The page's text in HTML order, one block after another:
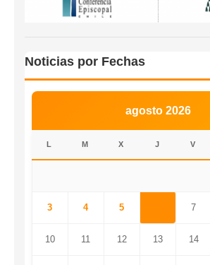
Noticias por Fechas
agosto 2026
L M X J V
3 4 5 7
10 11 12 13 14